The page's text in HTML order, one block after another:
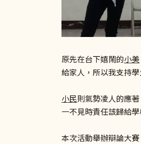
原先在台下嬉鬧的小美
給家人，所以我支持學
小民則氣勢凌人的應
一不見時責任該歸給學
本次活動舉辦辯論大